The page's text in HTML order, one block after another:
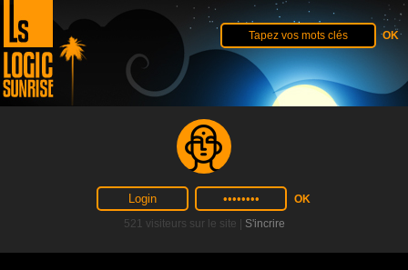
521 visiteurs sur le site | S'incrire